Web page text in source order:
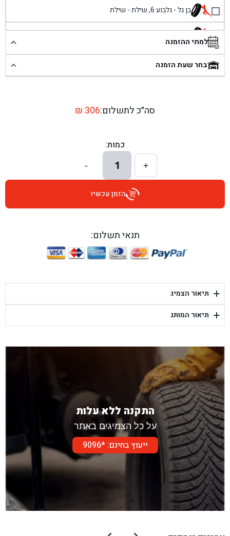
בן גל - גלבוע 6, שילת - שילת
בן גל - פוריידיס, כניסה צפונית מול כביש 4 - פרדיס
בן גל - שכונת אזור תעשייה זעירה, עיילבון - עיילבון
בן גל - דרך השבעה 20, אזור - אזור
בן גל - הרצל 6, גדרה - גדרה
בן גל - שדרות דוד בן גוריון 8, באר שבע - באר שבע
בן גל - היובלים 26, הוד השרון - הוד השרון
בן גל - יפת 88, תל אביב יפו - תל אביב
בן גל - דור אלון הר טוב - בית שמש
למתי ההזמנה
בחר שעת הזמנה
סה״כ לתשלום: ₪ 306
כמות:
+
1
-
הזמן עכשיו
תנאי תשלום:
+ תיאור הצמיג
+ תיאור המותג
התקנה ללא עלות
על כל הצמיגים באתר
ייעוץ בחינם: *9096